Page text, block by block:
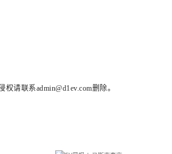
请联系admin@d1ev.com删除。